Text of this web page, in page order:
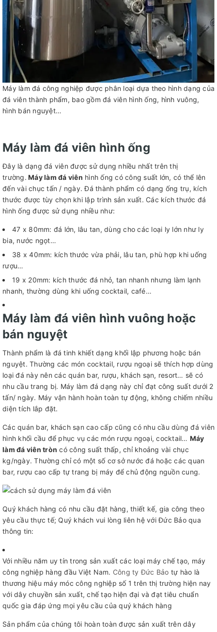
Máy làm đá công nghiệp được phân loại dựa theo hình dạng của
đá viên thành phẩm, bao gồm đá viên hình ống, hình vuông,
hình bán nguyệt…
Máy làm đá viên hình ống
Đây là dạng đá viên được sử dụng nhiều nhất trên thị
trường. Máy làm đá viên hình ống có công suất lớn, có thể lên
đến vài chục tấn / ngày. Đá thành phẩm có dạng ống trụ, kích
thước được tùy chọn khi lập trình sản xuất. Các kích thước đá
hình ống được sử dụng nhiều như:
47 x 80mm: đá lớn, lâu tan, dùng cho các loại ly lớn như ly
bia, nước ngọt…
38 x 40mm: kích thước vừa phải, lâu tan, phù hợp khi uống
rượu…
19 x 20mm: kích thước đá nhỏ, tan nhanh nhưng làm lạnh
nhanh, thường dùng khi uống cocktail, café…
Máy làm đá viên hình vuông hoặc
bán nguyệt
Thành phẩm là đá tinh khiết dạng khối lập phương hoặc bán
nguyệt. Thường các món cocktail, rượu ngoại sẽ thích hợp dùng
loại đá này nên các quán bar, rượu, khách sạn, resort… sẽ có
nhu cầu trang bị. Máy làm đá dạng này chỉ đạt công suất dưới 2
tấn/ ngày. Máy vận hành hoàn toàn tự động, không chiếm nhiều
diện tích lắp đặt.
Các quán bar, khách sạn cao cấp cũng có nhu cầu dùng đá viên
hình khối cầu để phục vụ các món rượu ngoại, cocktail… Máy
làm đá viên tròn có công suất thấp, chỉ khoảng vài chục
kg/ngày. Thường chỉ có một số cơ sở nước đá hoặc các quan
bar, rượu cao cấp tự trang bị máy để chủ động nguồn cung.
Quý khách hàng có nhu cầu đặt hàng, thiết kế, gia công theo
yêu cầu thực tế; Quý khách vui lòng liên hệ với Đức Bảo qua
thông tin:
Với nhiều năm uy tín trong sản xuất các loại máy chế tạo, máy
công nghiệp hàng đầu Việt Nam. Công ty Đức Bảo tự hào là
thương hiệu máy móc công nghiệp số 1 trên thị trường hiện nay
với dây chuyền sản xuất, chế tạo hiện đại và đạt tiêu chuẩn
quốc gia đáp ứng mọi yêu cầu của quý khách hàng
Sản phẩm của chúng tôi hoàn toàn được sản xuất trên dây